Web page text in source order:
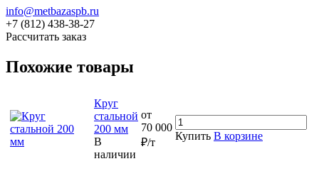
info@metbazaspb.ru
+7 (812) 438-38-27
Рассчитать заказ
Похожие товары
Круг
стальной
200 мм
В
наличии
от
70 000
₽/т
Купить В корзине